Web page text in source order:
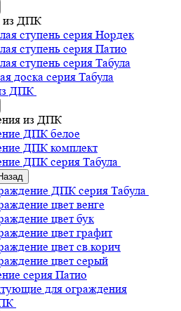
из ДПК
ступень серия Нордек
ступень серия Патио
ступень серия Табула
доска серия Табула
ДПК
из ДПК
ДПК белое
ДПК комплект
ДПК серия Табула
ДПК серия Табула
цвет венге
цвет бук
цвет графит
цвет св.корич
цвет серый
серия Патио
для ограждения